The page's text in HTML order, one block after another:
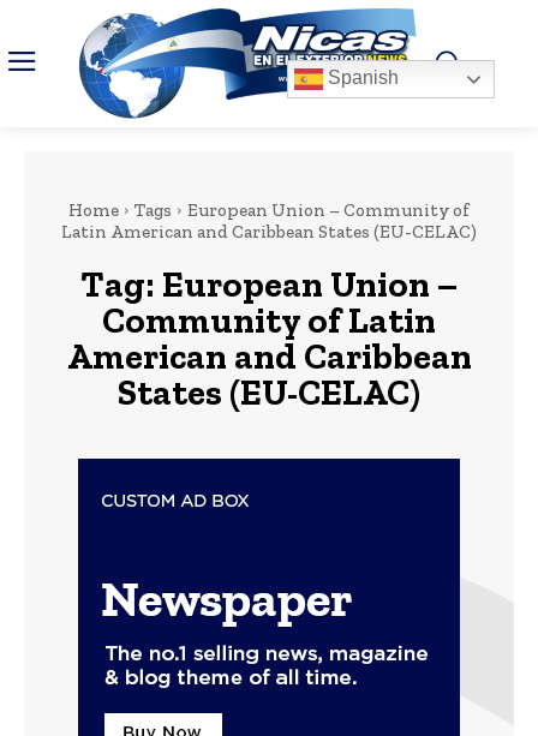
Home Tags
European Union – Community of
Latin American and Caribbean States (EU-CELAC)
Tag: European Union –
Community of Latin
American and Caribbean
States (EU-CELAC)
Spanish